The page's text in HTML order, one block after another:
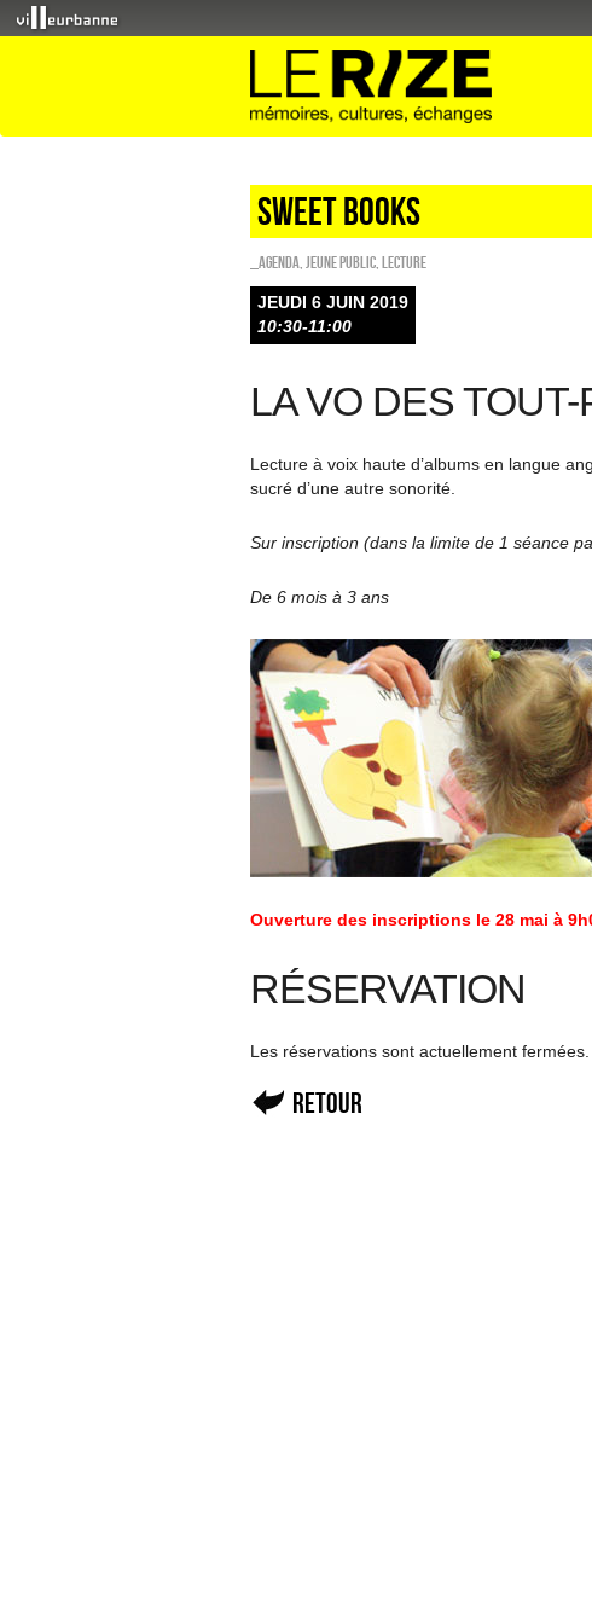
Sweet Books
_Agenda Jeune public Lecture
JEUDI 6 JUIN 2019
10:30-11:00
LA VO DES
Lecture à voix haute d’albums en langue
sucré d’une autre sonorité.
Sur inscription (dans la limite de 1 séance
De 6 mois à 3 ans
Ouverture des inscriptions le 28 mai à
RÉSERVATION
Les réservations sont actuellement fermées.
Retour